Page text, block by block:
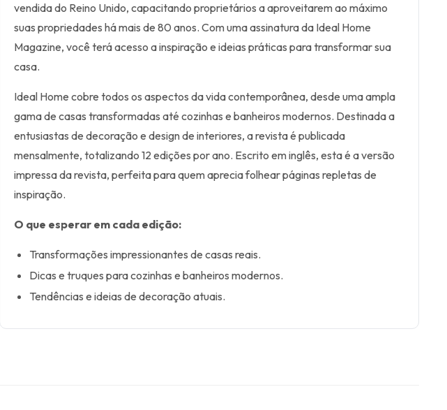
vendida do Reino Unido, capacitando proprietários a aproveitarem ao máximo
suas propriedades há mais de 80 anos. Com uma assinatura da Ideal Home
Magazine, você terá acesso a inspiração e ideias práticas para transformar sua
casa.
Ideal Home cobre todos os aspectos da vida contemporânea, desde uma ampla
gama de casas transformadas até cozinhas e banheiros modernos. Destinada a
entusiastas de decoração e design de interiores, a revista é publicada
mensalmente, totalizando 12 edições por ano. Escrito em inglês, esta é a versão
impressa da revista, perfeita para quem aprecia folhear páginas repletas de
inspiração.
O que esperar em cada edição:
Transformações impressionantes de casas reais.
Dicas e truques para cozinhas e banheiros modernos.
Tendências e ideias de decoração atuais.